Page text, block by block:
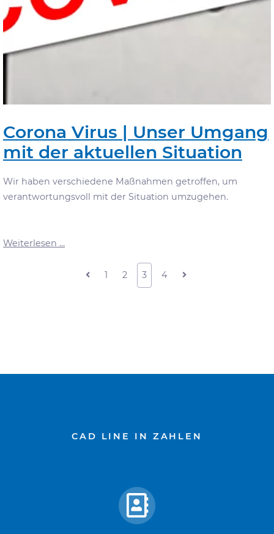
Corona Virus | Unser Umgang
mit der aktuellen Situation
Wir haben verschiedene Maßnahmen getroffen, um
verantwortungsvoll mit der Situation umzugehen.
Weiterlesen …Corona
1 2 3 4
CAD LINE IN ZAHLEN